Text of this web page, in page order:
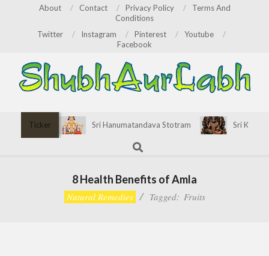
About Contact Privacy Policy
Terms And
Conditions
Twitter
Instagram Pinterest
Youtube
Facebook
Ticker Sri Hanumatandava Stotram
Sri Kirata
Search
8 Health Benefits of Amla
Natural Remedies Tagged: Fruits